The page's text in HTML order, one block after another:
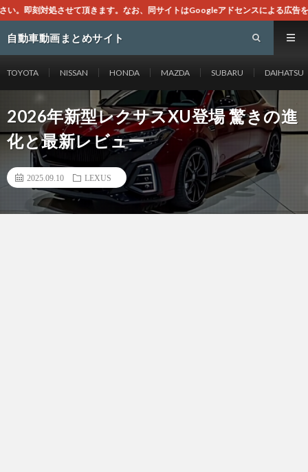
なお、同サイトはGoogleアドセンスによる広告を掲載しております。
自動車動画まとめサイト
TOYOTA NISSAN HONDA MAZDA SUBARU DAIHATSU
2026年新型レクサスXU登場 驚きの進
化と最新レビュー
2025.09.10 LEXUS